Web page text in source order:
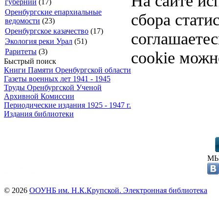
губернии (17)
Оренбургские епархиальные
ведомости (23)
Оренбургское казачество (17)
Экология реки Урал (51)
Раритеты (3)
Быстрый поиск
Книги Памяти Оренбургской области
Газеты военных лет 1941 - 1945
Труды Оренбургской Ученой
Архивной Комиссии
Периодические издания 1925 - 1947 г.
Издания библиотеки
сбора
cookie
© 2026 ООУНБ им. Н.К.Крупской. Электронная библиотека